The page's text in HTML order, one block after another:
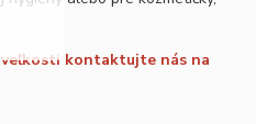
kontaktujte nás na